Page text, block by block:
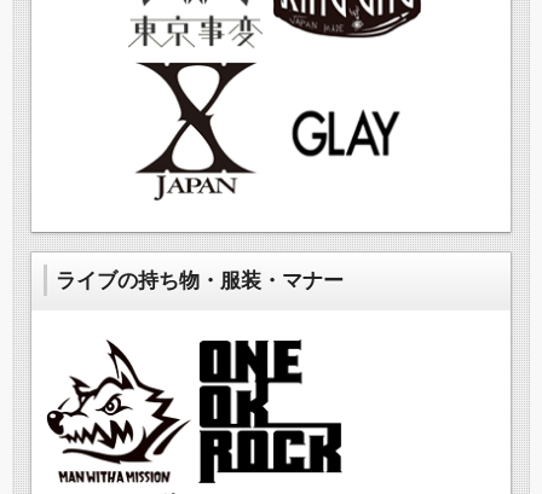
ライブの持ち物・服装・マナー